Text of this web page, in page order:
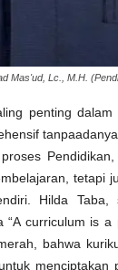
Mas'ud, Lc., M.H.
penting dalam
tanpaadanya
proses Pendidikan,
,tetapi
Hilda Taba,
“A curriculum is
bahwa
untuk menciptakan